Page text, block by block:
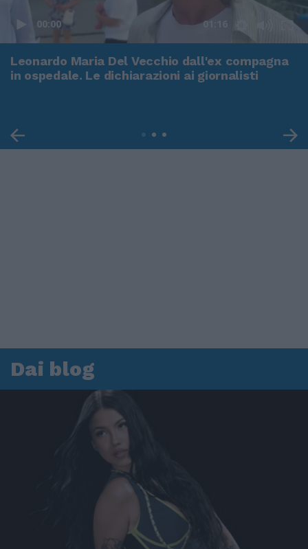
00:00 01:16
Leonardo Maria Del Vecchio dall'ex compagna
in ospedale. Le dichiarazioni ai giornalisti
Dai blog